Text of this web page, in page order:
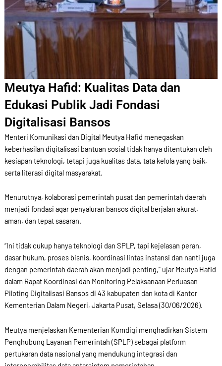
Meutya Hafid: Kualitas Data dan
Edukasi Publik Jadi Fondasi
Digitalisasi Bansos
Menteri Komunikasi dan Digital Meutya Hafid menegaskan
keberhasilan digitalisasi bantuan sosial tidak hanya ditentukan oleh
kesiapan teknologi, tetapi juga kualitas data, tata kelola yang baik,
serta literasi digital masyarakat.
Menurutnya, kolaborasi pemerintah pusat dan pemerintah daerah
menjadi fondasi agar penyaluran bansos digital berjalan akurat,
aman, dan tepat sasaran.
“Ini tidak cukup hanya teknologi dan SPLP, tapi kejelasan peran,
dasar hukum, proses bisnis, koordinasi lintas instansi dan nanti juga
dengan pemerintah daerah akan menjadi penting,” ujar Meutya Hafid
dalam Rapat Koordinasi dan Monitoring Pelaksanaan Perluasan
Piloting Digitalisasi Bansos di 43 kabupaten dan kota di Kantor
Kementerian Dalam Negeri, Jakarta Pusat, Selasa (30/06/2026).
Meutya menjelaskan Kementerian Komdigi menghadirkan Sistem
Penghubung Layanan Pemerintah (SPLP) sebagai platform
pertukaran data nasional yang mendukung integrasi dan